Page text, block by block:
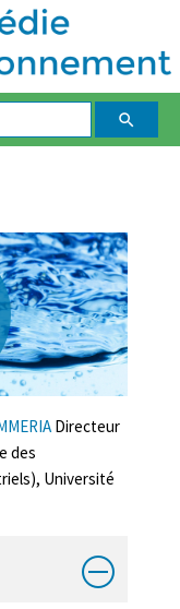
Directeur
des
Université